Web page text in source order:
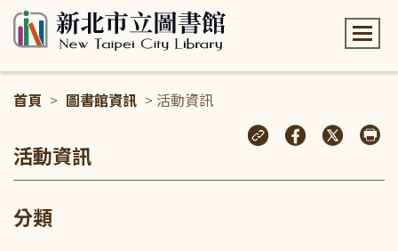
首頁 > 圖書館資訊 > 活動資訊
活動資訊
分類